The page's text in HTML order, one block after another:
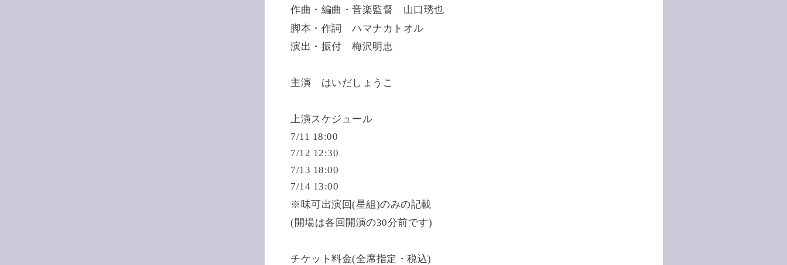
作曲・編曲・音楽監督 山口琇也
脚本・作詞 ハマナカトオル
演出・振付 梅沢明恵
主演 はいだしょうこ
上演スケジュール
7/11 18:00
7/12 12:30
7/13 18:00
7/14 13:00
※味可出演回(星組)のみの記載
(開場は各回開演の30分前です)
チケット料金(全席指定・税込)